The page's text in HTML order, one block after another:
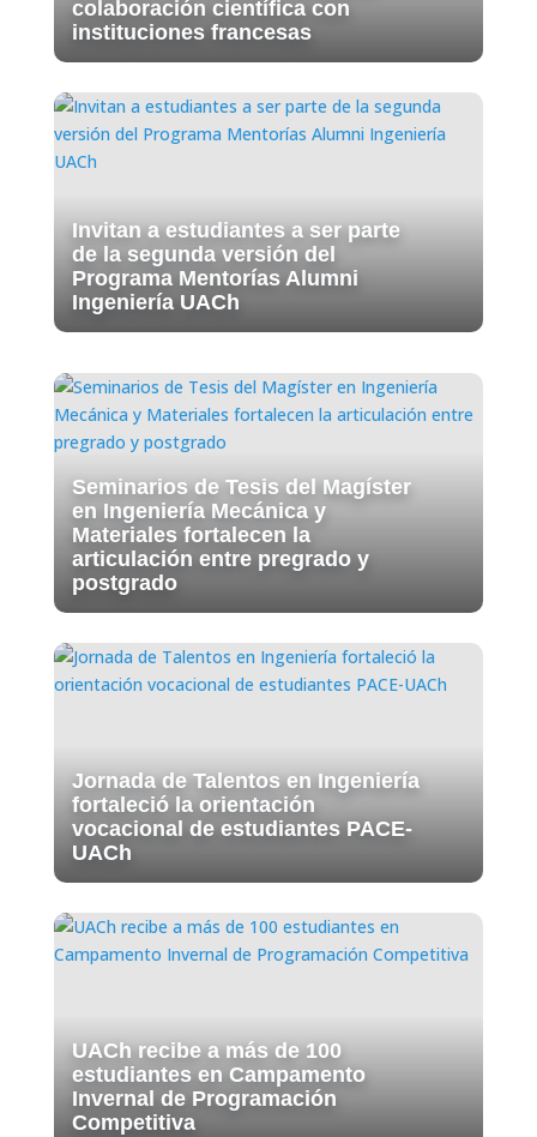
colaboración científica con
instituciones francesas
Invitan a estudiantes a ser parte
de la segunda versión del
Programa Mentorías Alumni
Ingeniería UACh
Seminarios de Tesis del Magíster
en Ingeniería Mecánica y
Materiales fortalecen la
articulación entre pregrado y
postgrado
Jornada de Talentos en Ingeniería
fortaleció la orientación
vocacional de estudiantes PACE-
UACh
UACh recibe a más de 100
estudiantes en Campamento
Invernal de Programación
Competitiva